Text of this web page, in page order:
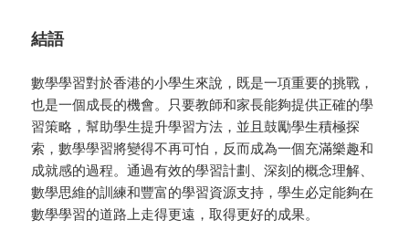
結語
數學學習對於香港的小學生來說，既是一項重要的挑戰，
也是一個成長的機會。只要教師和家長能夠提供正確的學
習策略，幫助學生提升學習方法，並且鼓勵學生積極探
索，數學學習將變得不再可怕，反而成為一個充滿樂趣和
成就感的過程。通過有效的學習計劃、深刻的概念理解、
數學思維的訓練和豐富的學習資源支持，學生必定能夠在
數學學習的道路上走得更遠，取得更好的成果。